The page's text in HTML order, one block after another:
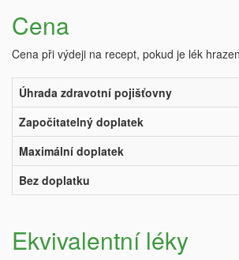
Cena
Cena při výdeji na recept, pokud je lék
Úhrada zdravotní pojišťovny
Započitatelný doplatek
Maximální doplatek
Bez doplatku
Ekvivalentní léky